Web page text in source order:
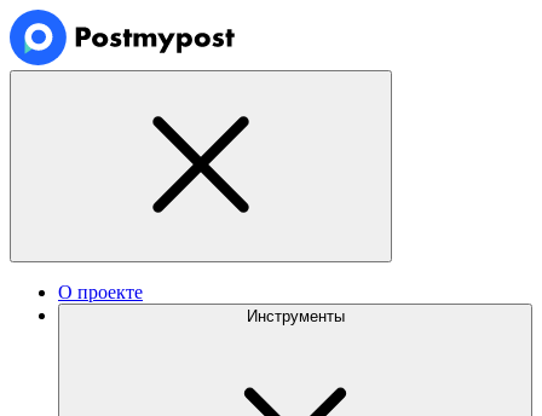
О проекте
Инструменты